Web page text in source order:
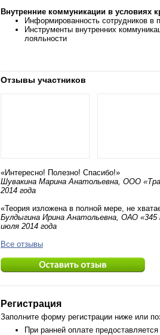
Внутренние коммуникации в условиях
Информированность сотрудников в
Инструменты внутренних
лояльности
Отзывы участников
«Интересно! Полезно! Спасибо!»
Шувакина Марина Анатольевна, ООО
2014 года
«Теория изложена в полной мере, не
Булдыгина Ирина Анатольевна, ОАО «345
июля 2014 года
Все отзывы
Регистрация
Заполните форму регистрации ниже или
При ранней оплате предоставляется